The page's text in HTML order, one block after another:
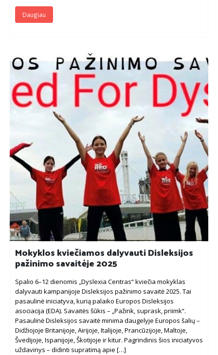
Daugiau
Mokyklos kviečiamos dalyvauti Disleksijos
pažinimo savaitėje 2025
Spalio 6–12 dienomis „Dyslexia Centras“ kviečia mokyklas
dalyvauti kampanijoje Disleksijos pažinimo savaitė 2025. Tai
pasaulinė iniciatyva, kurią palaiko Europos Disleksijos
asociacija (EDA). Savaitės šūkis – „Pažink, suprask, priimk“.
Pasaulinė Disleksijos savaitė minima daugelyje Europos šalių –
Didžiojoje Britanijoje, Airijoje, Italijoje, Prancūzijoje, Maltoje,
Švedijoje, Ispanijoje, Škotijoje ir kitur. Pagrindinis šios iniciatyvos
uždavinys – didinti supratimą apie […]